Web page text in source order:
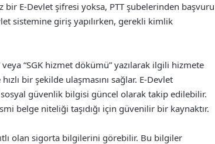
bir E-Devlet şifresi yoksa, PTT şubelerinden başvuru
sistemine giriş yapılırken, gerekli kimlik
“SGK hizmet dökümü” yazılarak ilgili hizmete
bir şekilde ulaşmasını sağlar. E-Devlet
güvenlik bilgisi güncel olarak takip edilebilir.
belge niteliği taşıdığı için güvenilir bir kaynaktır.
olan sigorta bilgilerini görebilir. Bu bilgiler